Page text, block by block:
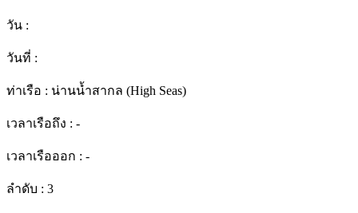
วัน :
วันที่ :
ท่าเรือ : น่านน้ำสากล (High Seas)
เวลาเรือถึง : -
เวลาเรือออก : -
ลำดับ : 3